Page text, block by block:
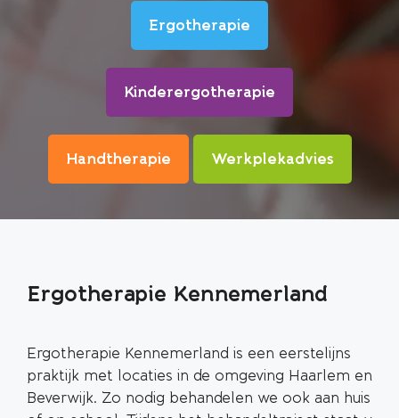
Ergotherapie
Kinderergotherapie
Handtherapie Werkplekadvies
Ergotherapie Kennemerland
Ergotherapie Kennemerland is een eerstelijns
praktijk met locaties in de omgeving Haarlem en
Beverwijk. Zo nodig behandelen we ook aan huis